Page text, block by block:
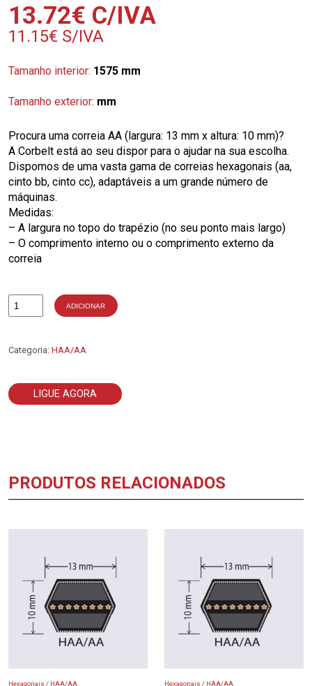
13.72€ C/IVA
11.15€ S/IVA
Tamanho interior: 1575 mm
Tamanho exterior: mm
Procura uma correia AA (largura: 13 mm x altura: 10 mm)?
A Corbelt está ao seu dispor para o ajudar na sua escolha.
Dispomos de uma vasta gama de correias hexagonais (aa,
cinto bb, cinto cc), adaptáveis a um grande número de
máquinas.
Medidas:
– A largura no topo do trapézio (no seu ponto mais largo)
– O comprimento interno ou o comprimento externo da
correia
Quantidade
ADICIONAR
Categoria: HAA/AA
LIGUE AGORA
PRODUTOS RELACIONADOS
Hexagonais / HAA/AA Hexagonais / HAA/AA